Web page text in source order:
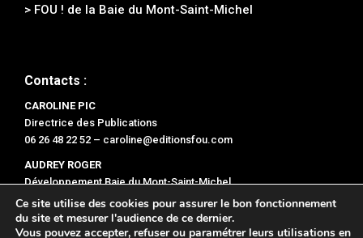
> FOU ! de la Baie du Mont-Saint-Michel
Contacts :
CAROLINE PIC
Directrice des Publications
06 26 48 22 52 – caroline@editionsfou.com
AUDREY ROGER
Développement Baie du Mont-Saint-Michel
06 47 47 78 96 –audrey@editionsfou.com
Ce site utilise des cookies pour assurer le bon fonctionnement
du site et mesurer l'audience de ce dernier.
Vous pouvez accepter, refuser ou paramétrer leurs utilisations en